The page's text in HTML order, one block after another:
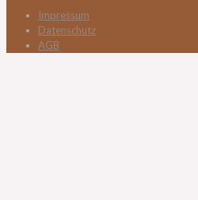
Impressum
Datenschutz
AGB